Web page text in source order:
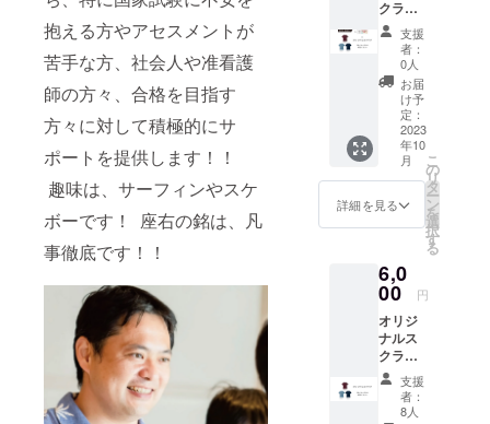
抱える方やアセスメントが
苦手な方、社会人や准看護
師の方々、合格を目指す
方々に対して積極的にサ
ポートを提供します！！
趣味は、サーフィンやスケ
ボーです！ 座右の銘は、凡
事徹底です！！
10月14
日(土)
15日
(日)、参
加チ
ケット1
枚で両
日参加
いただ
けま
イン会
場：サ
東京
ザ・グ
リーン
ホール
2F 第
２会
場：
Studio
強会な
どをご
自身で
やる場
合や、
病棟内
で勉強
会を行
う時
に、改
訂して
使用で
との取
り決め
商用利
用以外
での改
訂使用
を可と
してい
直射日
光を避
け、常
温で保
存くだ
さい 注
意事
項：1歳
未満の
お子様
には与
えない
込み）
今年の
夏にと
れた百
花蜜で
す。主
にカラ
スザン
ショウ
クラブ
+『ナー
ス祭チ
ケッ
ト』1名
様とな
りま
す。※３
色３サ
イズ
（S/M/L
) からお
選びく
ださい
CAMPF
IRE支援
画面を
見せて
くださ
い。 ※
ナース
祭：
2023年
支援
者：
0人
お届
け予
定：
2023
年10
月
詳細を見る
こ
の
リ
タ
ー
ン
を
選
択
す
る
6,0
00 円
オリジ
ナルス
クラブ
1枚※３
色３サ
イズ
支援
者：
8人